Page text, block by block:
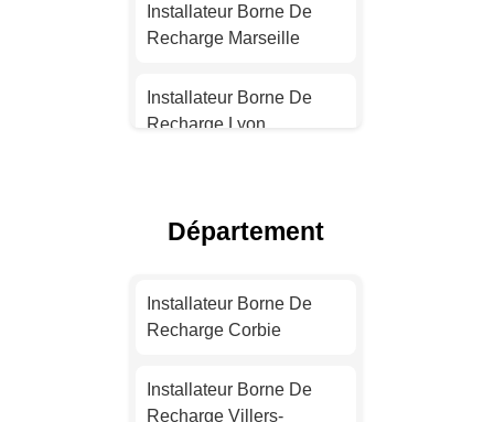
Installateur Borne De
Recharge Marseille
Installateur Borne De
Recharge Lyon
Recharge Nice
Recharge Nantes
Département
Installateur Borne De
Recharge Corbie
Installateur Borne De
Recharge Villers-